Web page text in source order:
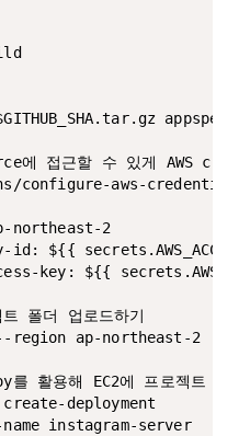
에 접근할 수 있게 AWS
configure-aws-
northeast-2
id: ${{
key: ${{
폴더 업로드하기
region ap-northeast-2
활용해 EC2에 프로젝트 코
deployment
instagram-server